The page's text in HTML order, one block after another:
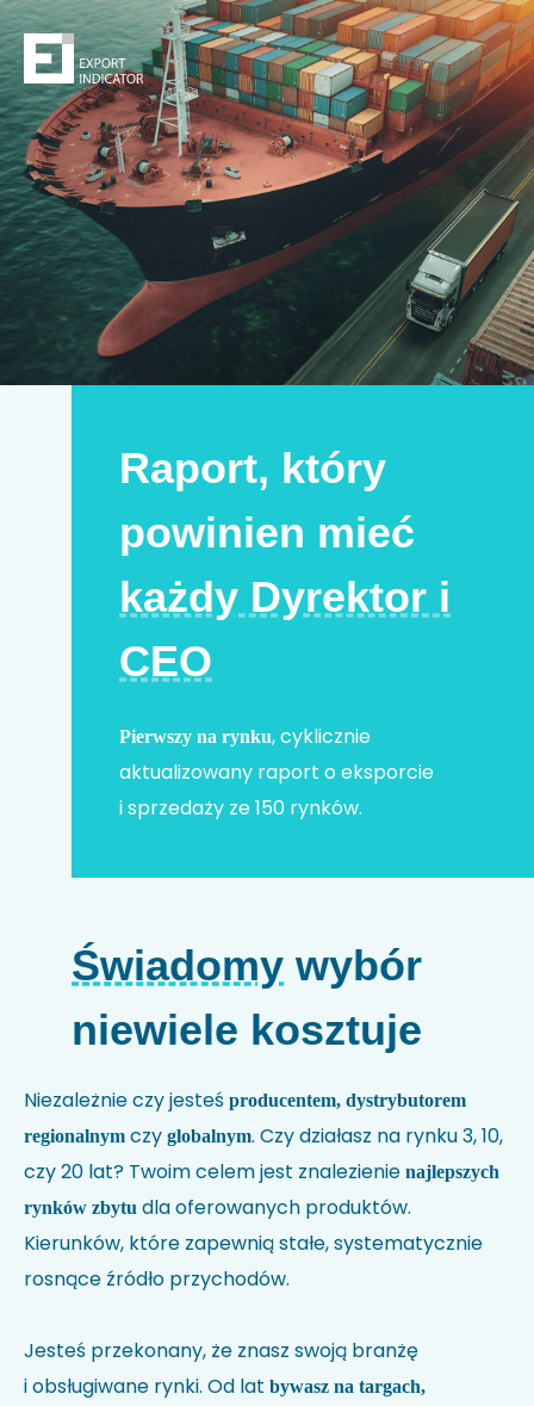
Zamów raport
Decydując się na zakup raportu, kupujeszz jednej
strony bezpieczeństwoz drugiej zwiększasz swoje
szanse na sukces.
Zyskujesz prawdziwą przewagę konkurencyjną.
Może to Twoja najlepsza inwestycja w życiu !
Adres e-mail*
Kod HS
wyszukiwarce kodów.
Uwagi
Raport, który
powinien mieć
każdy Dyrektor i
CEO
Pierwszy na rynku, cyklicznie
aktualizowany raport o eksporcie
i sprzedaży ze 150 rynków.
Świadomy wybór
niewiele kosztuje
Niezależnie czy jesteś producentem, dystrybutorem
regionalnym czy globalnym. Czy działasz na rynku 3, 10,
czy 20 lat? Twoim celem jest znalezienie najlepszych
rynków zbytu dla oferowanych produktów.
Kierunków, które zapewnią stałe, systematycznie
rosnące źródło przychodów.
Jesteś przekonany, że znasz swoją branżę
i obsługiwane rynki. Od lat bywasz na targach,